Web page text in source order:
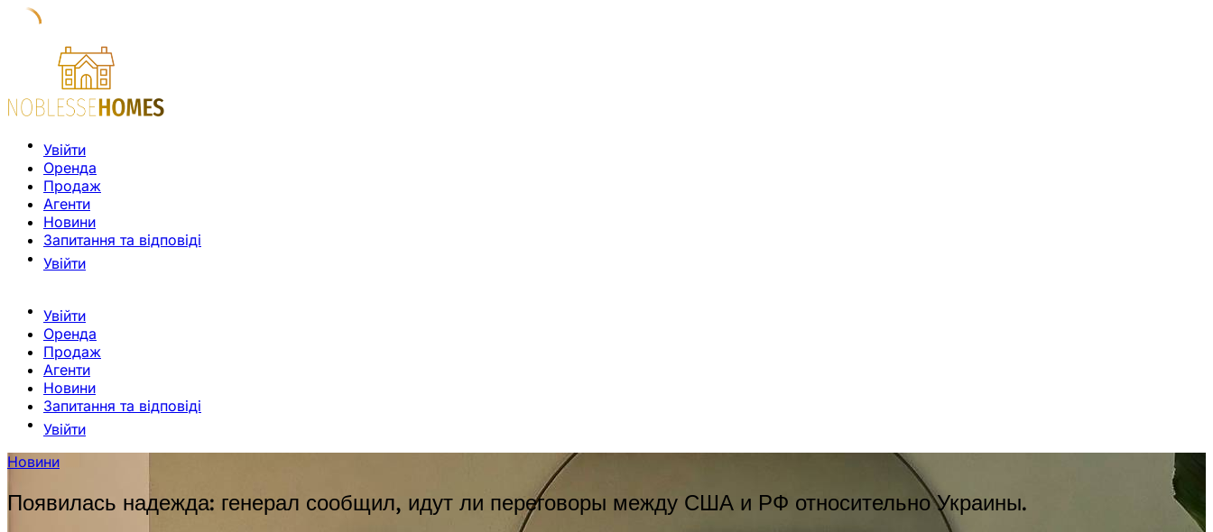
Увійти
Оренда
Продаж
Агенти
Новини
Запитання та відповіді
Увійти
Увійти
Оренда
Продаж
Агенти
Новини
Запитання та відповіді
Увійти
Новини
Появилась надежда: генерал сообщил, идут ли переговоры между США и РФ относительно Украины.